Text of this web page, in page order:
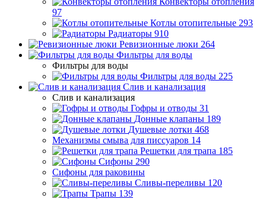
97
Котлы отопительные 293
Радиаторы 910
Ревизионные люки 264
Фильтры для воды
Фильтры для воды
Фильтры для воды 225
Слив и канализация
Слив и канализация
Гофры и отводы 31
Донные клапаны 189
Душевые лотки 468
Механизмы смыва для писсуаров 14
Решетки для трапа 185
Сифоны 290
Сифоны для раковины
Сливы-переливы 120
Трапы 139